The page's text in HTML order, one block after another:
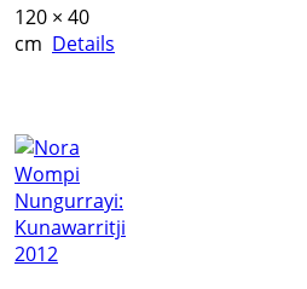
120 × 40
cm Details